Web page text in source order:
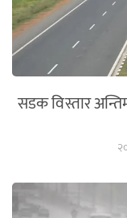
सडक विस्तार